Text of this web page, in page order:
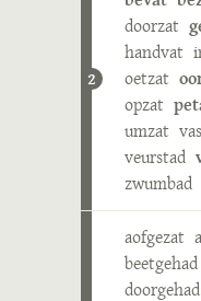
2
doorzat
handvat
oetzat
opzat
umzat
veurstad
zwumbad
aofgezat
beetgehad
doorgehad